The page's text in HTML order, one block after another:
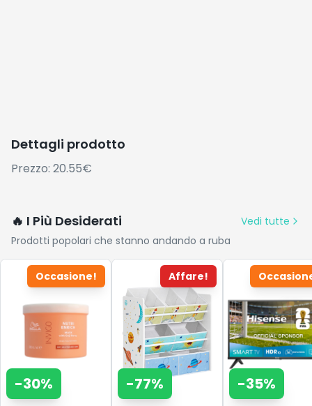
Dettagli prodotto
Prezzo: 20.55€
🔥 I Più Desiderati
Vedi tutte
Prodotti popolari che stanno andando a ruba
Occasione!
-30%
Affare!
-77% -35%